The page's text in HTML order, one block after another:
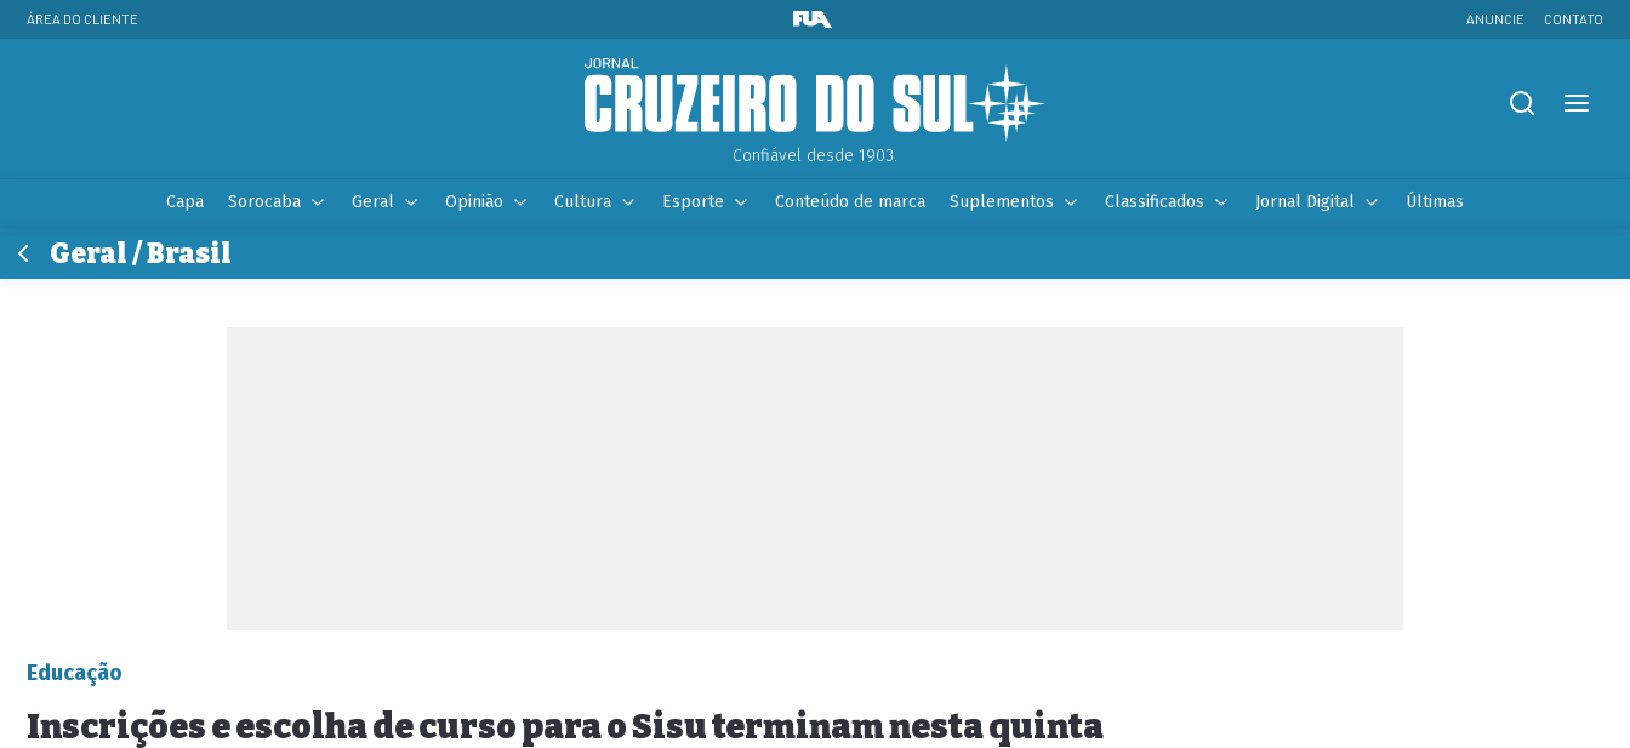
ÁREA DO CLIENTE ANUNCIE CONTATO
Confiável desde 1903.
Capa Sorocaba Geral Opinião Cultura Esporte Conteúdo de marca Suplementos Classificados Jornal Digital Últimas
Geral / Brasil
Educação
Inscrições e escolha de curso para o Sisu terminam nesta quinta